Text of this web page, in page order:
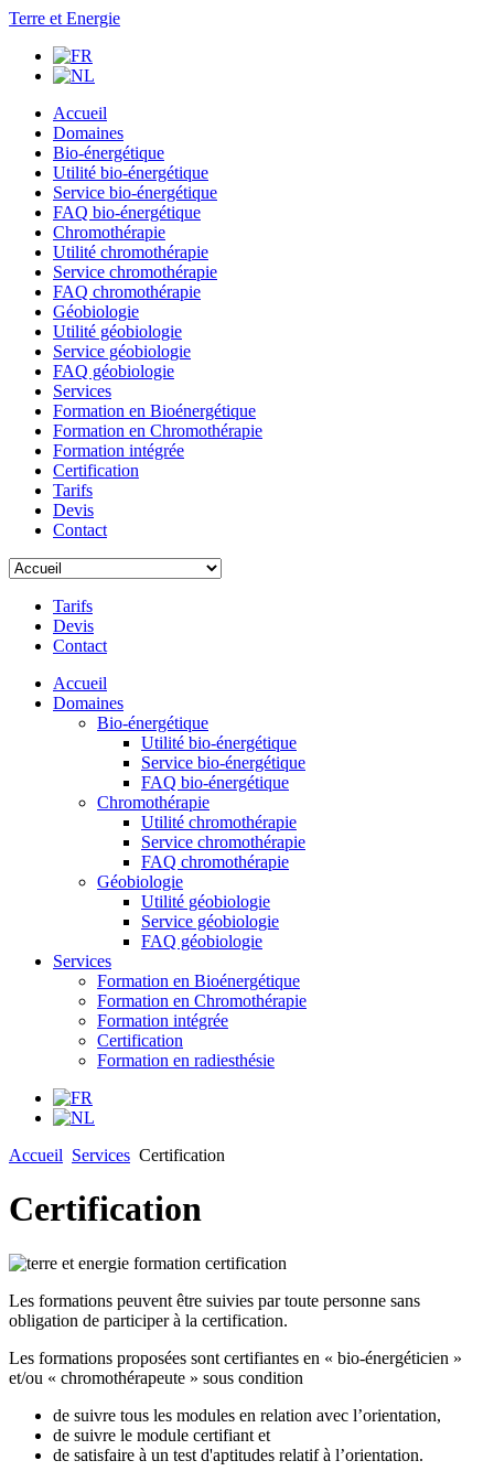
Terre et Energie
Accueil
Domaines
Bio-énergétique
Utilité bio-énergétique
Service bio-énergétique
FAQ bio-énergétique
Chromothérapie
Utilité chromothérapie
Service chromothérapie
FAQ chromothérapie
Géobiologie
Utilité géobiologie
Service géobiologie
FAQ géobiologie
Services
Formation en Bioénergétique
Formation en Chromothérapie
Formation intégrée
Certification
Tarifs
Devis
Contact
Tarifs
Devis
Contact
Accueil
Domaines
Bio-énergétique
Utilité bio-énergétique
Service bio-énergétique
FAQ bio-énergétique
Chromothérapie
Utilité chromothérapie
Service chromothérapie
FAQ chromothérapie
Géobiologie
Utilité géobiologie
Service géobiologie
FAQ géobiologie
Services
Formation en Bioénergétique
Formation en Chromothérapie
Formation intégrée
Certification
Formation en radiesthésie
Accueil Services Certification
Certification
Les formations peuvent être suivies par toute personne sans
obligation de participer à la certification.
Les formations proposées sont certifiantes en « bio-énergéticien »
et/ou « chromothérapeute » sous condition
de suivre tous les modules en relation avec l’orientation,
de suivre le module certifiant et
de satisfaire à un test d'aptitudes relatif à l’orientation.